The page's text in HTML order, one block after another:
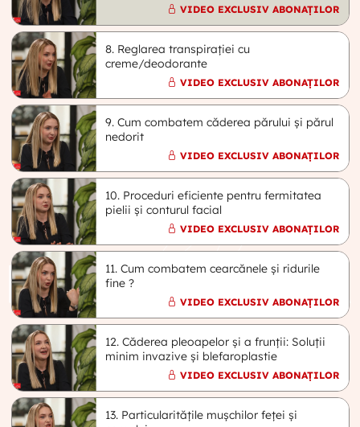
VIDEO EXCLUSIV ABONAȚILOR
8. Reglarea transpirației cu
creme/deodorante
VIDEO EXCLUSIV ABONAȚILOR
9. Cum combatem căderea părului și părul
nedorit
VIDEO EXCLUSIV ABONAȚILOR
10. Proceduri eficiente pentru fermitatea
pielii și conturul facial
VIDEO EXCLUSIV ABONAȚILOR
11. Cum combatem cearcănele și ridurile
fine ?
VIDEO EXCLUSIV ABONAȚILOR
12. Căderea pleoapelor și a frunții: Soluții
minim invazive și blefaroplastie
VIDEO EXCLUSIV ABONAȚILOR
13. Particularitățile mușchilor feței și